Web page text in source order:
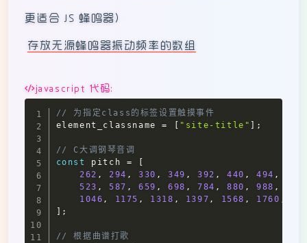
更适合 JS 蜂鸣器）
存放无源蜂鸣器振动频率的数组
javascript 代码:
// 为指定class的标签设置触摸事件
element_classname = "site-title" ;
// C大调钢琴音调
const
pitch =
262 , 294 , 330 , 349 , 392 , 440 , 494 ,
523 , 587 , 659 , 698 , 784 , 880 , 988 ,
1046 , 1175 , 1318 , 1397 , 1568 , 1760 ,
;
// 根据曲谱打歌